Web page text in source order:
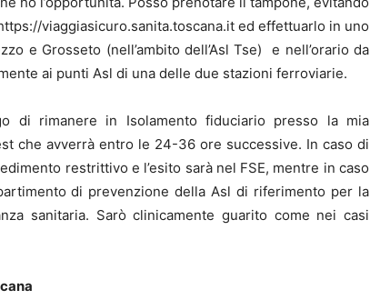
viaggiasicuro.sanita.toscana.it ed effettuarlo in uno
e Grosseto (nell’ambito dell’Asl Tse) e nell’orario da
ai punti Asl di una delle due stazioni ferroviarie.
di rimanere in Isolamento fiduciario presso la mia
che avverrà entro le 24-36 ore successive. In caso di
restrittivo e l’esito sarà nel FSE, mentre in caso
di prevenzione della Asl di riferimento per la
sanitaria. Sarò clinicamente guarito come nei casi